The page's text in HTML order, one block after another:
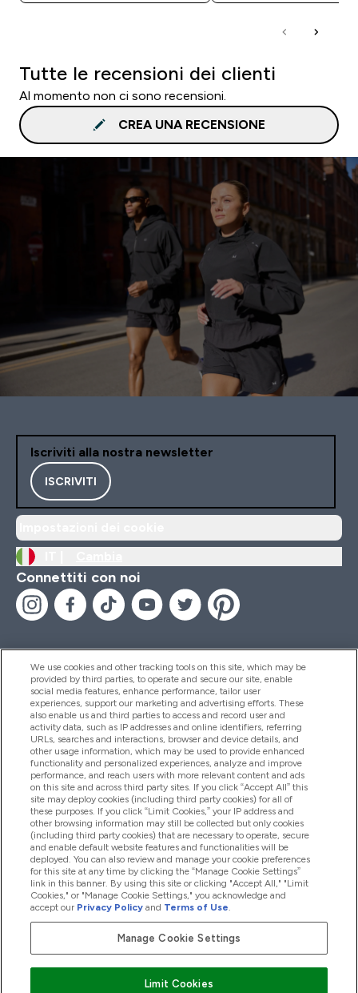
Tutte le recensioni dei clienti
Al momento non ci sono recensioni.
CREA UNA RECENSIONE
Iscriviti alla nostra newsletter
ISCRIVITI
Connettiti con noi
Aiuto & Informazioni
Prodotti
Chi Siamo
Fedeltà & Premi
2026 The Hut.com Ltd
We use cookies and other tracking tools on this site, which may be
provided by third parties, to operate and secure our site, enable
social media features, enhance performance, tailor user
experiences, support our marketing and advertising efforts. These
also enable us and third parties to access and record user and
activity data, such as IP addresses and online identifiers, referring
URLs, searches and interactions, browser and device details, and
other usage information, which may be used to provide enhanced
functionality and personalized experiences, analyze and improve
performance, and reach users with more relevant content and ads
on this site and across third party sites. If you click “Accept All” this
site may deploy cookies (including third party cookies) for all of
these purposes. If you click “Limit Cookies,” your IP address and
other browsing information may still be collected but only cookies
(including third party cookies) that are necessary to operate, secure
and enable default website features and functionalities will be
deployed. You can also review and manage your cookie preferences
for this site at any time by clicking the “Manage Cookie Settings”
link in this banner. By using this site or clicking "Accept All," "Limit
Cookies," or "Manage Cookie Settings," you acknowledge and
accept our Privacy Policy and Terms of Use.
Manage Cookie Settings
Limit Cookies